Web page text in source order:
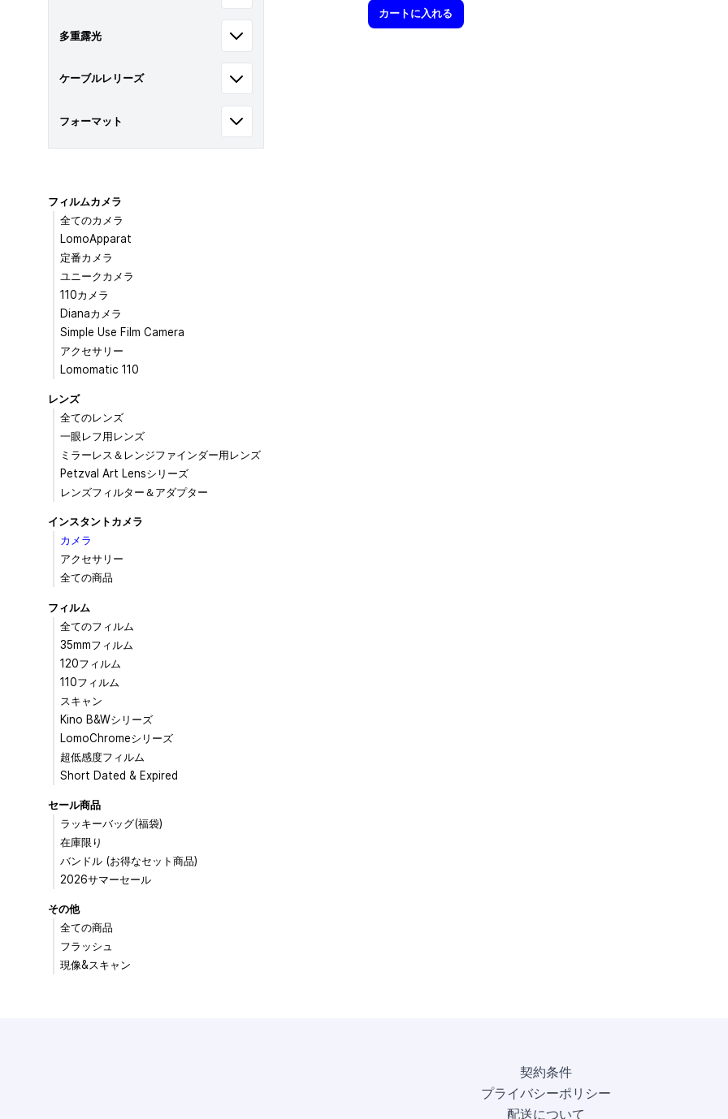
多重露光
ケーブルレリーズ
フォーマット
カートに入れる
フィルムカメラ
全てのカメラ
LomoApparat
定番カメラ
ユニークカメラ
110カメラ
Dianaカメラ
Simple Use Film Camera
アクセサリー
Lomomatic 110
レンズ
全てのレンズ
一眼レフ用レンズ
ミラーレス＆レンジファインダー用レンズ
Petzval Art Lensシリーズ
レンズフィルター＆アダプター
インスタントカメラ
カメラ
アクセサリー
全ての商品
フィルム
全てのフィルム
35mmフィルム
120フィルム
110フィルム
スキャン
Kino B&Wシリーズ
LomoChromeシリーズ
超低感度フィルム
Short Dated & Expired
セール商品
ラッキーバッグ(福袋)
在庫限り
バンドル (お得なセット商品)
2026サマーセール
その他
全ての商品
フラッシュ
現像&スキャン
契約条件
プライバシーポリシー
配送について